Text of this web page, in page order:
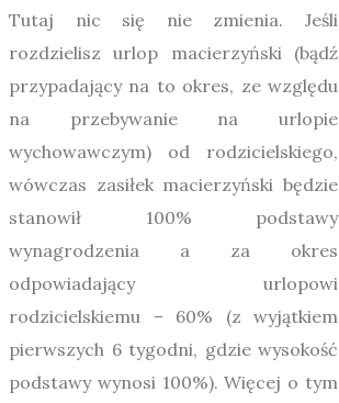
Tutaj nic się nie zmienia. Jeśli
rozdzielisz urlop macierzyński (bądź
przypadający na to okres, ze względu
na przebywanie na urlopie
wychowawczym) od rodzicielskiego,
wówczas zasiłek macierzyński będzie
stanowił 100% podstawy
wynagrodzenia a za okres
odpowiadający urlopowi
rodzicielskiemu – 60% (z wyjątkiem
pierwszych 6 tygodni, gdzie wysokość
podstawy wynosi 100%). Więcej o tym